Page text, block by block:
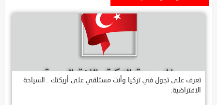
تعرف على تجول في تركيا وأنت مستلقي على أريكتك ..السياحة
الافتراضية.